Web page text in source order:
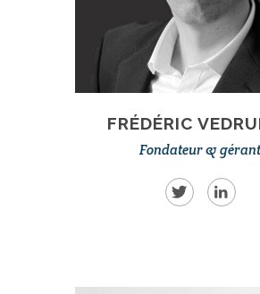
FRÉDÉRIC
Fondateur & gérant